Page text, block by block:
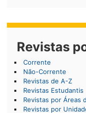
Revistas
Corrente
Não-Corrente
Revistas de A-Z
Revistas Estudantis
Revistas por Áreas
Revistas por